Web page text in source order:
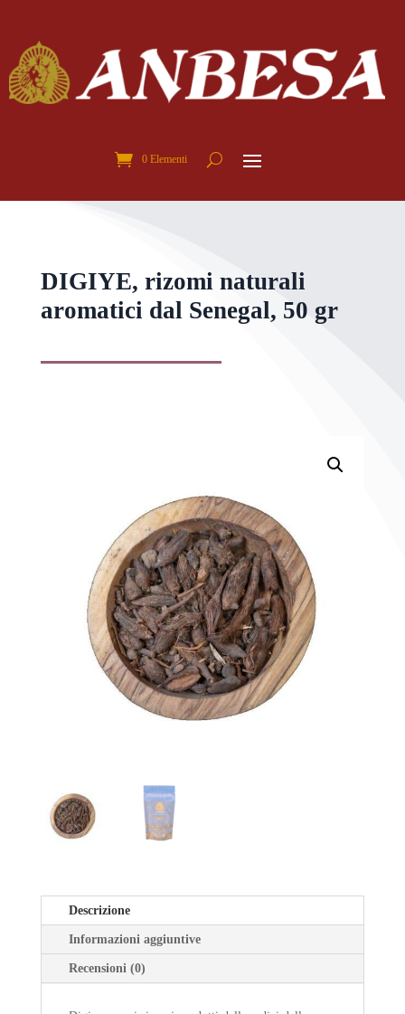
0 Elementi
DIGIYE, rizomi naturali
aromatici dal Senegal, 50 gr
Descrizione
Informazioni aggiuntive
Recensioni (0)